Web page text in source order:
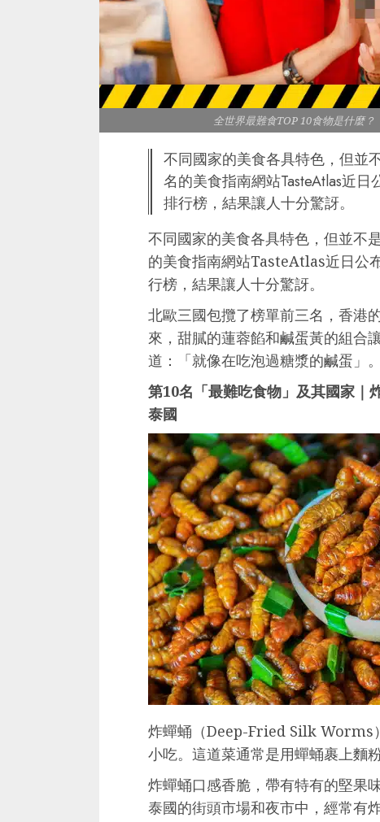
全世界最難食TOP 10食物是什麼
不同國家的美食各具特色，但並
名的美食指南網站TasteAtlas近
排行榜，結果讓人十分驚訝。
不同國家的美食各具特色，但並不
的美食指南網站TasteAtlas近日公
行榜，結果讓人十分驚訝。
北歐三國包攬了榜單前三名，香港
來，甜膩的蓮蓉餡和鹹蛋黃的組合
道：「就像在吃泡過糖漿的鹹蛋」。
第10名「最難吃食物」及其國家
泰國
炸蟬蛹（Deep-Fried Silk Worms
小吃。這道菜通常是用蟬蛹裹上麵
炸蟬蛹口感香脆，帶有特有的堅果
泰國的街頭市場和夜市中，經常有